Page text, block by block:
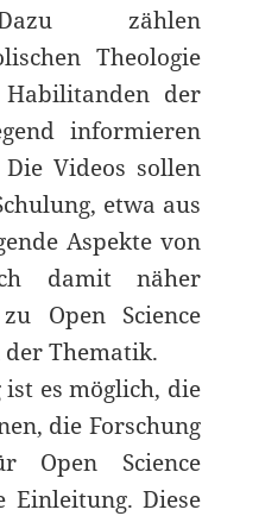
Dazu zählen
Theologie
der
informieren
Videos sollen
etwa aus
Aspekte von
damit näher
Open Science
Thematik.
es möglich, die
die Forschung
Open Science
Einleitung. Diese